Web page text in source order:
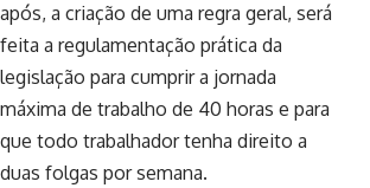
após, a criação de uma regra geral, será
feita a regulamentação prática da
legislação para cumprir a jornada
máxima de trabalho de 40 horas e para
que todo trabalhador tenha direito a
duas folgas por semana.